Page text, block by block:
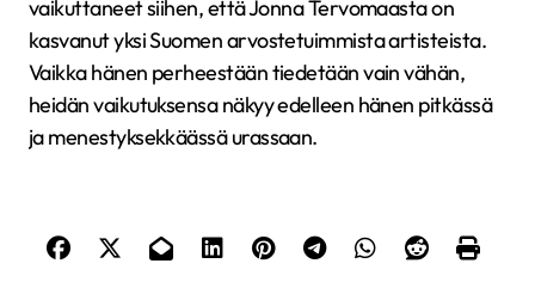
vaikuttaneet siihen, että Jonna Tervomaasta on
kasvanut yksi Suomen arvostetuimmista artisteista.
Vaikka hänen perheestään tiedetään vain vähän,
heidän vaikutuksensa näkyy edelleen hänen pitkässä
ja menestyksekkäässä urassaan.